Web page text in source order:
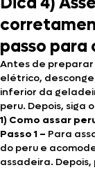
passo
Antes de preparar
elétrico,
inferior da
peru. Depois, siga
1) Como assar
Passo 1 – Para
do peru e
assadeira. Depois,